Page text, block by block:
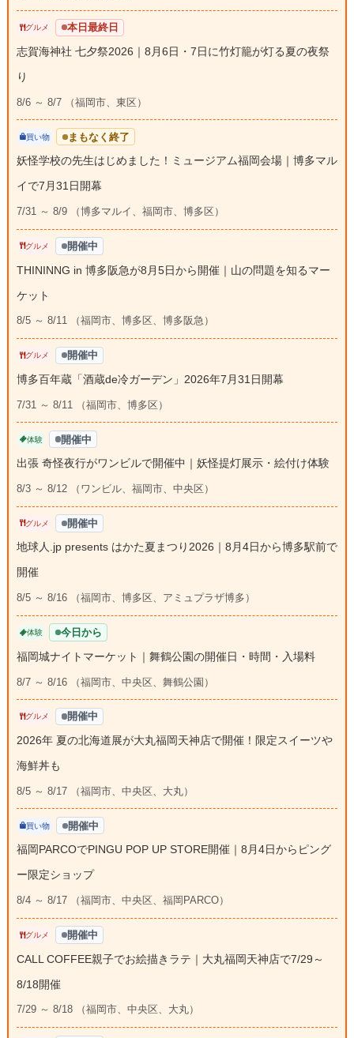
グルメ 本日最終日
志賀海神社 七夕祭2026｜8月6日・7日に竹灯籠が灯る夏の夜祭
り
8/6 ～ 8/7 （福岡市、東区）
買い物 まもなく終了
妖怪学校の先生はじめました！ミュージアム福岡会場｜博多マル
イで7月31日開幕
7/31 ～ 8/9 （博多マルイ、福岡市、博多区）
グルメ 開催中
THININNG in 博多阪急が8月5日から開催｜山の問題を知るマー
ケット
8/5 ～ 8/11 （福岡市、博多区、博多阪急）
グルメ 開催中
博多百年蔵「酒蔵de冷ガーデン」2026年7月31日開幕
7/31 ～ 8/11 （福岡市、博多区）
体験 開催中
出張 奇怪夜行がワンビルで開催中｜妖怪提灯展示・絵付け体験
8/3 ～ 8/12 （ワンビル、福岡市、中央区）
グルメ 開催中
地球人.jp presents はかた夏まつり2026｜8月4日から博多駅前で
開催
8/5 ～ 8/16 （福岡市、博多区、アミュプラザ博多）
体験 今日から
福岡城ナイトマーケット｜舞鶴公園の開催日・時間・入場料
8/7 ～ 8/16 （福岡市、中央区、舞鶴公園）
グルメ 開催中
2026年 夏の北海道展が大丸福岡天神店で開催！限定スイーツや
海鮮丼も
8/5 ～ 8/17 （福岡市、中央区、大丸）
買い物 開催中
福岡PARCOでPINGU POP UP STORE開催｜8月4日からピング
ー限定ショップ
8/4 ～ 8/17 （福岡市、中央区、福岡PARCO）
グルメ 開催中
CALL COFFEE親子でお絵描きラテ｜大丸福岡天神店で7/29～
8/18開催
7/29 ～ 8/18 （福岡市、中央区、大丸）